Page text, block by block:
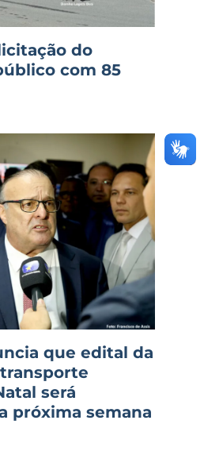
do
com 85
que edital da
será
próxima semana